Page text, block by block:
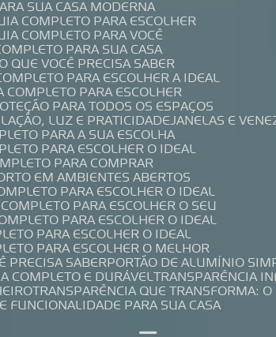
SUA CASA MODERNA
COMPLETO PARA ESCOLHER
COMPLETO PARA VOCÊ
PARA SUA CASA
QUE VOCÊ PRECISA SABER
PARA ESCOLHER A IDEAL
PARA ESCOLHER
PARA TODOS OS ESPAÇOS
LUZ E PRATICIDADE JANELAS E
PARA A SUA ESCOLHA
PARA ESCOLHER O IDEAL
PARA COMPRAR
EM AMBIENTES ABERTOS
PARA ESCOLHER O IDEAL
PARA ESCOLHER O SEU
PARA ESCOLHER O IDEAL
PARA ESCOLHER O IDEAL
PARA ESCOLHER O MELHOR
PRECISA SABER PORTÃO DE ALUMÍNIO
COMPLETO E DURÁVEL TRANSPARÊNCIA
TRANSPARÊNCIA QUE TRANSFORMA:
FUNCIONALIDADE PARA SUA CASA